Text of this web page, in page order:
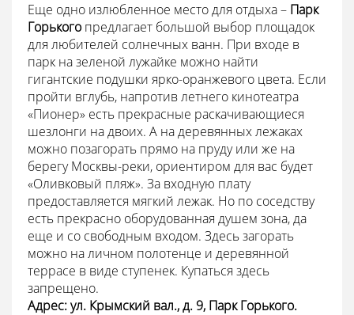
Еще одно излюбленное место для отдыха – Парк
Горького предлагает большой выбор площадок
для любителей солнечных ванн. При входе в
парк на зеленой лужайке можно найти
гигантские подушки ярко-оранжевого цвета. Если
пройти вглубь, напротив летнего кинотеатра
«Пионер» есть прекрасные раскачивающиеся
шезлонги на двоих. А на деревянных лежаках
можно позагорать прямо на пруду или же на
берегу Москвы-реки, ориентиром для вас будет
«Оливковый пляж». За входную плату
предоставляется мягкий лежак. Но по соседству
есть прекрасно оборудованная душем зона, да
еще и со свободным входом. Здесь загорать
можно на личном полотенце и деревянной
террасе в виде ступенек. Купаться здесь
запрещено.
Адрес: ул. Крымский вал., д. 9, Парк Горького.